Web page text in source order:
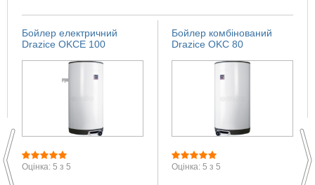
Бойлер електричний
Drazice OKCE 100
Оцінка: 5 з 5
Бойлер комбінований
Drazice OKC 80
Оцінка: 5 з 5